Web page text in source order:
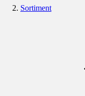
Sortiment